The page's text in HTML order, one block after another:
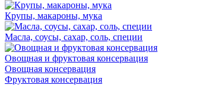
Крупы, макароны, мука
Масла, соусы, сахар, соль, специи
Овощная и фруктовая консервация
Овощная консервация
Фруктовая консервация